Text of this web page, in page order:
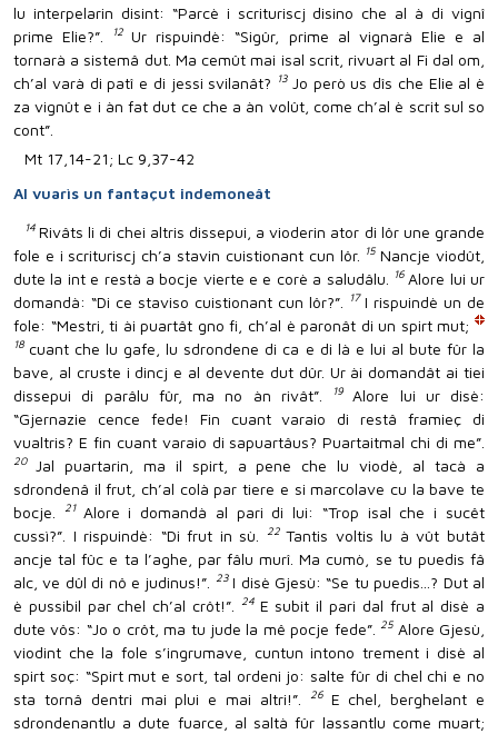
lu interpelarin disint: “Parcè i scrituriscj disino che al à di vignî
prime Elie?”.
12Ur rispuindè: “Sigûr, prime al vignarà Elie e al
tornarà a sistemâ dut. Ma cemût mai isal scrit, rivuart al Fi dal om,
ch’al varà di patî e di jessi svilanât?
13 Jo però us dîs che Elie al è
za vignût e i àn fat dut ce che a àn volût, come ch’al è scrit sul so
cont”.
Mt 17,14-21; Lc 9,37-42
Al vuarìs un fantaçut indemoneât
14Rivâts li di chei altris dissepui, a vioderin ator di lôr une grande
fole e i scrituriscj ch’a stavin cuistionant cun lôr.
15Nancje viodût,
dute la int e restà a bocje vierte e e corè a saludâlu.
16 Alore lui ur
domandà: “Di ce staviso cuistionant cun lôr?”.
17 I rispuindè un de
fole: “Mestri, ti ài puartât gno fi, ch’al è paronât di un spirt mut;
18 cuant che lu gafe, lu sdrondene di ca e di là e lui al bute fûr la
bave, al cruste i dincj e al devente dut dûr. Ur ài domandât ai tiei
dissepui di parâlu fûr, ma no àn rivât”.
19 Alore lui ur disè:
“Gjernazie cence fede! Fin cuant varaio di restâ framieç di
vualtris? E fin cuant varaio di sapuartâus? Puartaitmal chi di me”.
20 Jal puartarin, ma il spirt, a pene che lu viodè, al tacà a
sdrondenâ il frut, ch’al colà par tiere e si marcolave cu la bave te
bocje.
21 Alore i domandà al pari di lui: “Trop isal che i sucêt
cussì?”. I rispuindè: “Di frut in sù.
22Tantis voltis lu à vût butât
ancje tal fûc e ta l’aghe, par fâlu murî. Ma cumò, se tu puedis fâ
alc, ve dûl di nô e judinus!”.
23I disè Gjesù: “Se tu puedis...? Dut al
è pussibil par chel ch’al crôt!”.
24 E subit il pari dal frut al disè a
dute vôs: “Jo o crôt, ma tu jude la mê pocje fede”.25 Alore Gjesù,
viodint che la fole s’ingrumave, cuntun intono trement i disè al
spirt soç: “Spirt mut e sort, tal ordeni jo: salte fûr di chel chi e no
sta tornâ dentri mai plui e mai altri!”.
26 E chel, berghelant e
sdrondenantlu a dute fuarce, al saltà fûr lassantlu come muart;